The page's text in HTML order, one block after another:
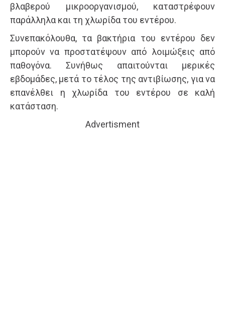
βλαβερού μικροοργανισμού, καταστρέφουν
παράλληλα και τη χλωρίδα του εντέρου.
Συνεπακόλουθα, τα βακτήρια του εντέρου δεν
μπορούν να προστατέψουν από λοιμώξεις από
παθογόνα. Συνήθως απαιτούνται μερικές
εβδομάδες, μετά το τέλος της αντιβίωσης, για να
επανέλθει η χλωρίδα του εντέρου σε καλή
κατάσταση.
Advertisment